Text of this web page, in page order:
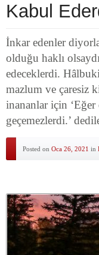
Kabul
İnkar edenler
olduğu haklı
edeceklerdi.
mazlum ve çaresiz
inananlar için
geçemezlerdi.’
Posted on Oca 26, 2021 in